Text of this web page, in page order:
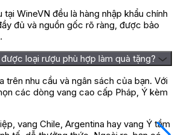
ép và tiến hành lên men tự nhiên
khoảng 24 tháng. Khi rượu đã đạt
rồi dán nhãn theo quy chuẩn để phân
Chateau De Meursault
WineVN đều là hàng nhập khẩu chính
đủ và nguồn gốc rõ ràng, được bảo
loại rượu phù hợp làm quà tặng?
trên nhu cầu và ngân sách của bạn. Với
các dòng vang cao cấp Pháp, Ý kèm
vang Chile, Argentina hay vang Ý tầm